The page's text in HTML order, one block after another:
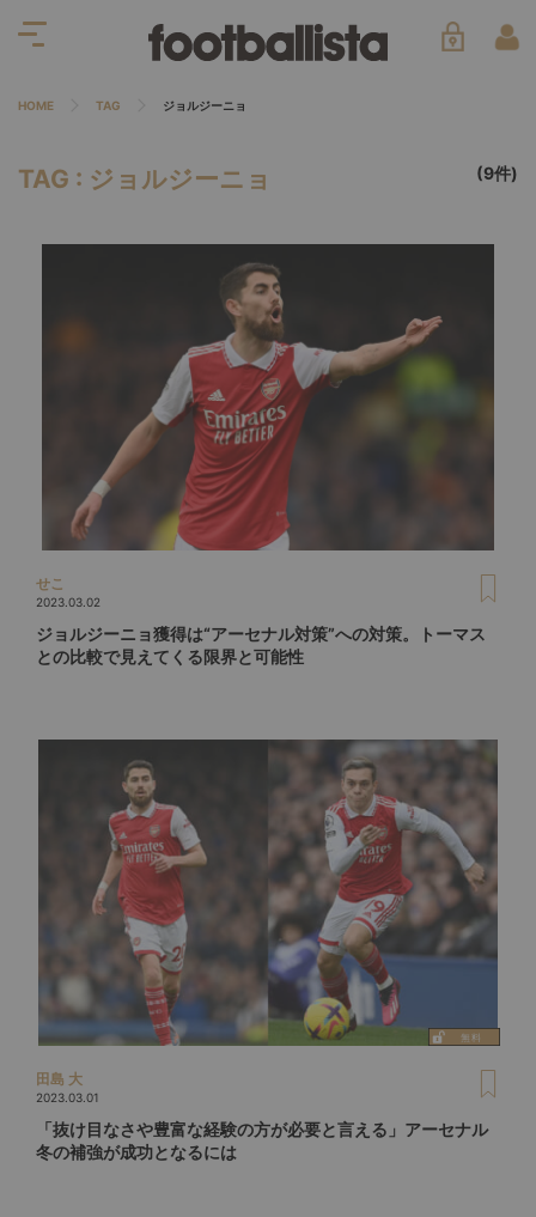
HOME TAG ジョルジーニョ
TAG : ジョルジーニョ (9件)
せこ
2023.03.02
ジョルジーニョ獲得は“アーセナル対策”への対策。トーマス
との比較で見えてくる限界と可能性
田島 大
2023.03.01
「抜け目なさや豊富な経験の方が必要と言える」アーセナル
冬の補強が成功となるには